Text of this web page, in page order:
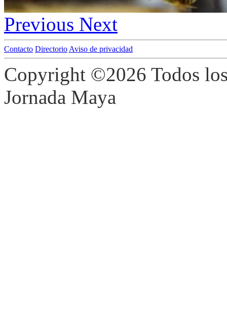
Previous Next
Contacto Directorio Aviso de privacidad
Copyright ©2026 Todos
Jornada Maya